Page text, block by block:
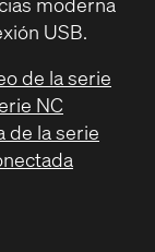
USB.
de la serie
NC
de la serie